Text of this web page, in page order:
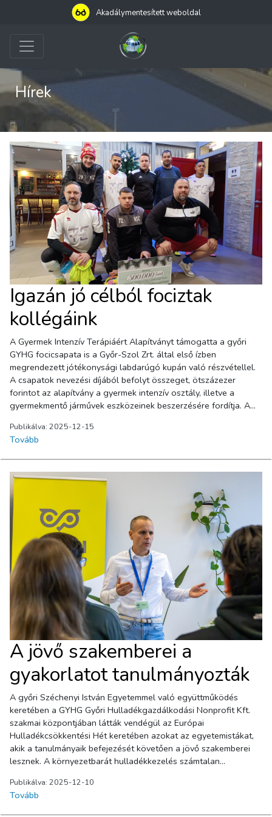
Akadálymentesített weboldal
Hírek
Igazán jó célból fociztak
kollégáink
A Gyermek Intenzív Terápiáért Alapítványt támogatta a győri
GYHG focicsapata is a Győr-Szol Zrt. által első ízben
megrendezett jótékonysági labdarúgó kupán való részvétellel.
A csapatok nevezési díjából befolyt összeget, ötszázezer
forintot az alapítvány a gyermek intenzív osztály, illetve a
gyermekmentő járművek eszközeinek beszerzésére fordítja. A
Hulladékgazdálkodási Nonprofit Kft. a Győri Rakétások és a
Győr-Szol Zrt. csapatai szombaton délelőtt csaptak össze a
Barátság Parkban. Köszönjük munkatársaink lelkes játékát,
amellyel igazán jó célt szolgáltak!Fotó: GYHGFotó:
gyorplusz.huCikk: Közös focival jótékonykodtak a győri cégek –
így adományozunk mi!
Publikálva: 2025-12-15
Tovább
A jövő szakemberei a
gyakorlatot tanulmányozták
A győri Széchenyi István Egyetemmel való együttműködés
keretében a GYHG Győri Hulladékgazdálkodási Nonprofit Kft.
szakmai központjában látták vendégül az Európai
Hulladékcsökkentési Hét keretében azokat az egyetemistákat,
akik a tanulmányaik befejezését követően a jövő szakemberei
lesznek. A környezetbarát hulladékkezelés számtalan
hallgatók elméleti képzésébe az őszi szemeszterben Nagy
Csaba, a győri GYHG igazgatója is bekapcsolódott.– A győri
GYHG a hulladékgazdálkodási szektorban tevékenykedik,
Publikálva: 2025-12-10
Tovább